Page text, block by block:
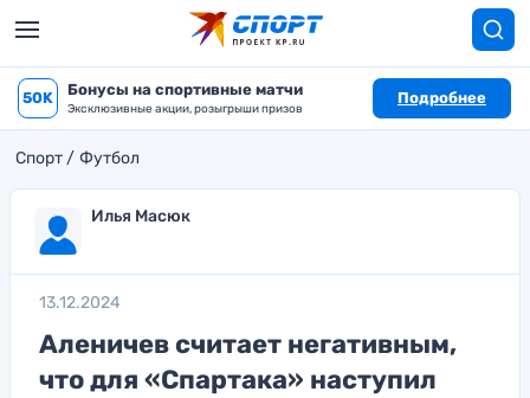
50K Бонусы на спортивные матчи
Эксклюзивные акции, розыгрыши призов
Подробнее
Спорт Футбол
Илья Масюк
13.12.2024
Аленичев считает негативным,
что для «Спартака» наступил